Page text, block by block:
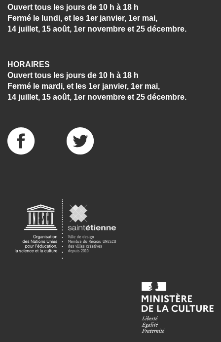
Ouvert tous les jours de 10 h à 18 h
Fermé le lundi, et les 1er janvier, 1er mai,
14 juillet, 15 août, 1er novembre et 25 décembre.
HORAIRES
Ouvert tous les jours de 10 h à 18 h
Fermé le mardi, et les 1er janvier, 1er mai,
14 juillet, 15 août, 1er novembre et 25 décembre.